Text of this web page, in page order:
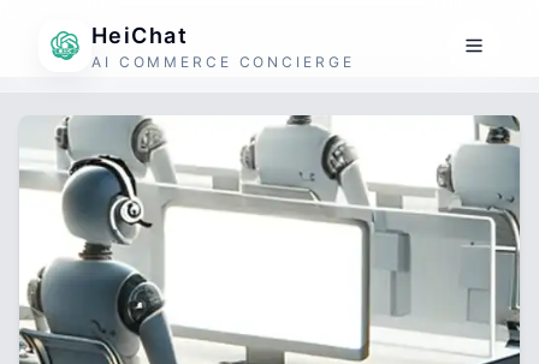
HeiChat
AI COMMERCE CONCIERGE